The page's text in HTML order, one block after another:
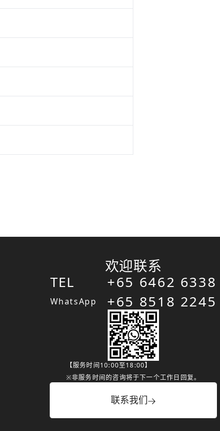
欢迎联系
TEL
WhatsApp
+65 6462 6338
+65 8518 2245
【服务时间10:00至18:00】
※非服务时间的咨询将于下一个工作日回复。
联系我们